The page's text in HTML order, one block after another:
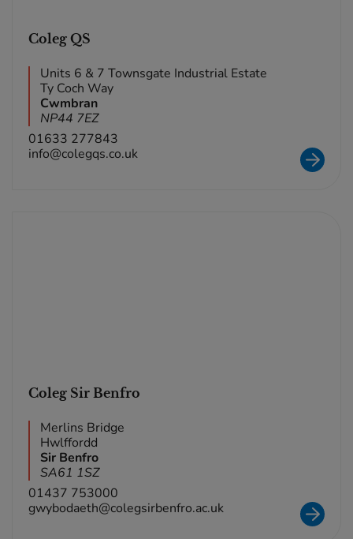
Coleg QS
Units 6 & 7 Townsgate Industrial Estate
Ty Coch Way
Cwmbran
NP44 7EZ
01633 277843
info@colegqs.co.uk
Coleg Sir Benfro
Merlins Bridge
Hwlffordd
Sir Benfro
SA61 1SZ
01437 753000
gwybodaeth@colegsirbenfro.ac.uk